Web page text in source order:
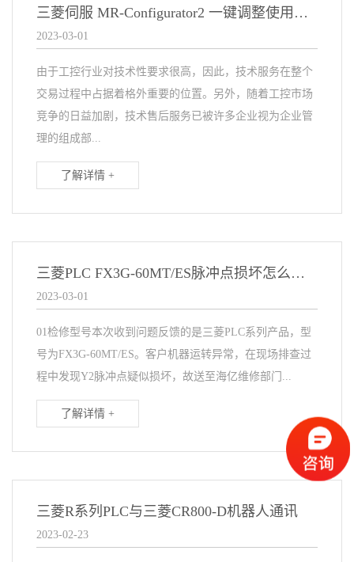
三菱伺服 MR-Configurator2 一键调整使用说明
2023-03-01
由于工控行业对技术性要求很高，因此，技术服务在整个
交易过程中占据着格外重要的位置。另外，随着工控市场
竞争的日益加剧，技术售后服务已被许多企业视为企业管
理的组成部...
了解详情 +
三菱PLC FX3G-60MT/ES脉冲点损坏怎么办？
2023-03-01
01检修型号本次收到问题反馈的是三菱PLC系列产品，型
号为FX3G-60MT/ES。客户机器运转异常，在现场排查过
程中发现Y2脉冲点疑似损坏，故送至海亿维修部门...
了解详情 +
三菱R系列PLC与三菱CR800-D机器人通讯
2023-02-23